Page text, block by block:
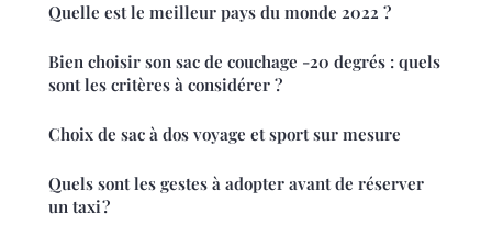
Quelle est le meilleur pays du monde 2022 ?
Bien choisir son sac de couchage -20 degrés : quels
sont les critères à considérer ?
Choix de sac à dos voyage et sport sur mesure
Quels sont les gestes à adopter avant de réserver
un taxi ?